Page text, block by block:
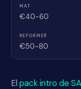
€40-60
€50-80
El pack intro de